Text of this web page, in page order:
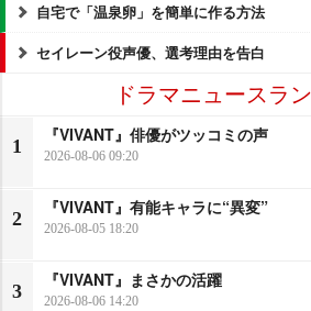
自宅で「温泉卵」を簡単に作る方法
セイレーン役声優、選考理由を告白
ドラマニュースラ
1
『VIVANT』俳優がツッコミの声
2026-08-06 09:20
2
『VIVANT』有能キャラに“異変”
2026-08-05 18:20
3
『VIVANT』まさかの活躍
2026-08-06 14:20